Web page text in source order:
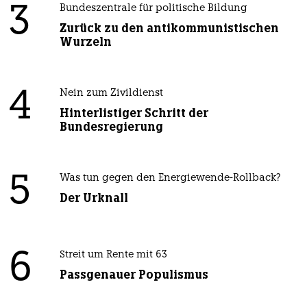
3 Bundeszentrale für politische Bildung
Zurück zu den antikommunistischen
Wurzeln
4 Nein zum Zivildienst
Hinterlistiger Schritt der
Bundesregierung
5 Was tun gegen den Energiewende-Rollback?
Der Urknall
6 Streit um Rente mit 63
Passgenauer Populismus